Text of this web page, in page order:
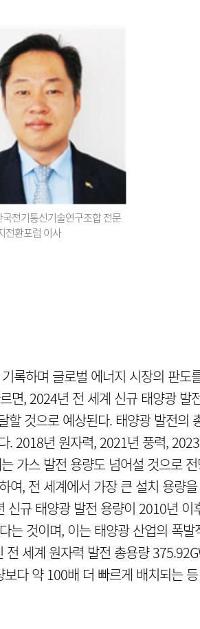
전기통신기술연구조합 전문
전환포럼 이사
록하며 글로벌 에너지 시장의 판도
면, 2024년 전 세계 신규 태양광 발
것으로 예상된다. 태양광 발전의
. 2018년 원자력, 2021년 풍력,
가스 발전 용량도 넘어설 것으로
여, 전 세계에서 가장 큰 설치 용량
규 태양광 발전 용량이 2010년 이
는 것이며, 이는 태양광 산업의 폭
세계 원자력 발전 총용량
다 약 100배 더 빠르게 배치되는